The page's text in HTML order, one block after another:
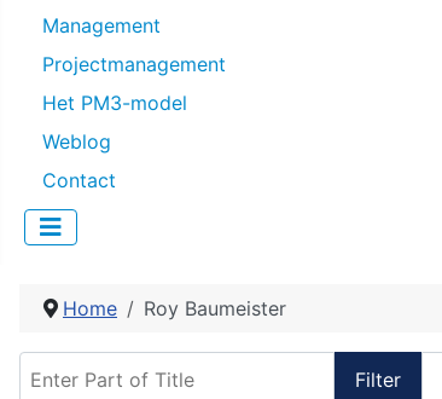
Management
Projectmanagement
Het PM3-model
Weblog
Contact
Home Roy Baumeister
Filter